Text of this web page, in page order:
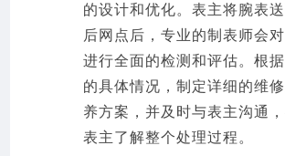
的设计和优化。表主将腕表
后网点后，专业的制表师会
进行全面的检测和评估。根
的具体情况，制定详细的维
养方案，并及时与表主沟通
表主了解整个处理过程。